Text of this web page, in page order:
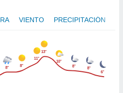
VIENTO PRECIPITACIÓN
8° 8°
11°
13°
10°
8°
8°
6°